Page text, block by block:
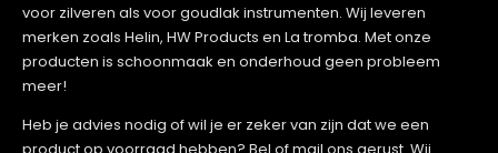
voor zilveren als voor goudlak instrumenten. Wij leveren
merken zoals Helin, HW Products en La tromba. Met onze
producten is schoonmaak en onderhoud geen probleem
meer!
Heb je advies nodig of wil je er zeker van zijn dat we een